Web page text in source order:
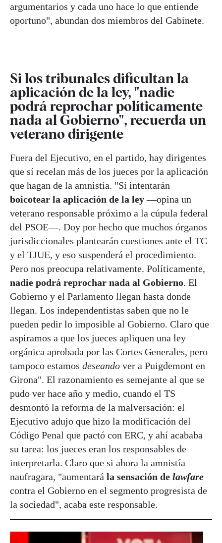
argumentarios y cada uno hace lo que entiende
oportuno", abundan dos miembros del Gabinete.
Si los tribunales dificultan la
aplicación de la ley, "nadie
podrá reprochar políticamente
nada al Gobierno", recuerda un
veterano dirigente
Fuera del Ejecutivo, en el partido, hay dirigentes
que sí recelan más de los jueces por la aplicación
que hagan de la amnistía. "Sí intentarán
boicotear la aplicación de la ley—opina un
veterano responsable próximo a la cúpula federal
del PSOE—. Doy por hecho que muchos órganos
jurisdiccionales plantearán cuestiones ante el TC
y el TJUE, y eso suspenderá el procedimiento.
Pero nos preocupa relativamente. Políticamente,
nadie podrá reprochar nada al Gobierno. El
Gobierno y el Parlamento llegan hasta donde
llegan. Los independentistas saben que no le
pueden pedir lo imposible al Gobierno. Claro que
aspiramos a que los jueces apliquen una ley
orgánica aprobada por las Cortes Generales, pero
tampoco estamos deseando ver a Puigdemont en
Girona". El razonamiento es semejante al que se
pudo ver hace año y medio, cuando el TS
desmontó la reforma de la malversación: el
Ejecutivo adujo que hizo la modificación del
Código Penal que pactó con ERC, y ahí acababa
su tarea: los jueces eran los responsables de
interpretarla. Claro que si ahora la amnistía
naufragara, "aumentará la sensación de lawfare
contra el Gobierno en el segmento progresista de
la sociedad", acaba este responsable.